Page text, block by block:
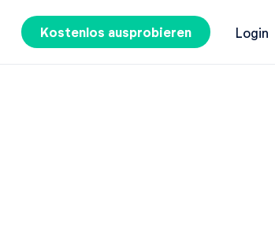
Kostenlos ausprobieren Login